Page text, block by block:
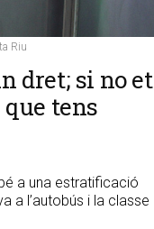
Riu
dret; si no et
tens
a una estratificació
a l’autobús i la classe